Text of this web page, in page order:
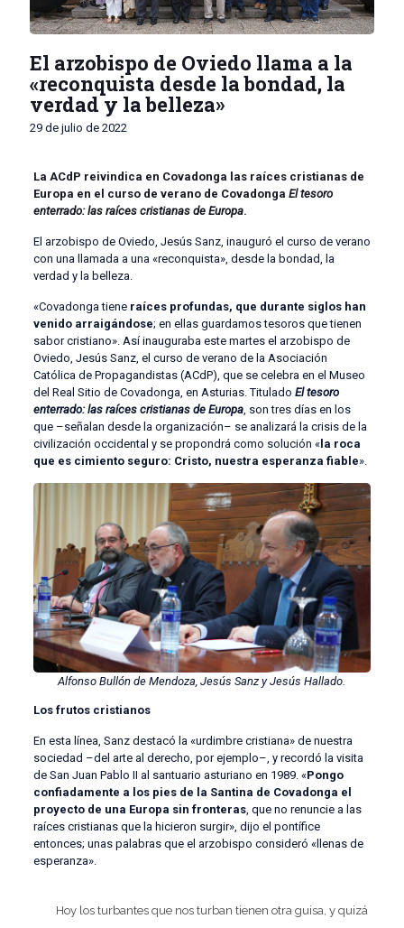
El arzobispo de Oviedo llama a la
«reconquista desde la bondad, la
verdad y la belleza»
29 de julio de 2022
La ACdP reivindica en Covadonga las raíces cristianas de
Europa en el curso de verano de Covadonga El tesoro
enterrado: las raíces cristianas de Europa.
El arzobispo de Oviedo, Jesús Sanz, inauguró el curso de verano
con una llamada a una «reconquista», desde la bondad, la
verdad y la belleza.
«Covadonga tiene raíces profundas, que durante siglos han
venido arraigándose; en ellas guardamos tesoros que tienen
sabor cristiano». Así inauguraba este martes el arzobispo de
Oviedo, Jesús Sanz, el curso de verano de la Asociación
Católica de Propagandistas (ACdP), que se celebra en el Museo
del Real Sitio de Covadonga, en Asturias. Titulado El tesoro
enterrado: las raíces cristianas de Europa, son tres días en los
que –señalan desde la organización– se analizará la crisis de la
civilización occidental y se propondrá como solución «la roca
que es cimiento seguro: Cristo, nuestra esperanza fiable».
Alfonso Bullón de Mendoza, Jesús Sanz y Jesús Hallado.
Los frutos cristianos
En esta línea, Sanz destacó la «urdimbre cristiana» de nuestra
sociedad –del arte al derecho, por ejemplo–, y recordó la visita
de San Juan Pablo II al santuario asturiano en 1989. «Pongo
confiadamente a los pies de la Santina de Covadonga el
proyecto de una Europa sin fronteras, que no renuncie a las
raíces cristianas que la hicieron surgir», dijo el pontífice
entonces; unas palabras que el arzobispo consideró «llenas de
esperanza».
Hoy los turbantes que nos turban tienen otra guisa, y quizá